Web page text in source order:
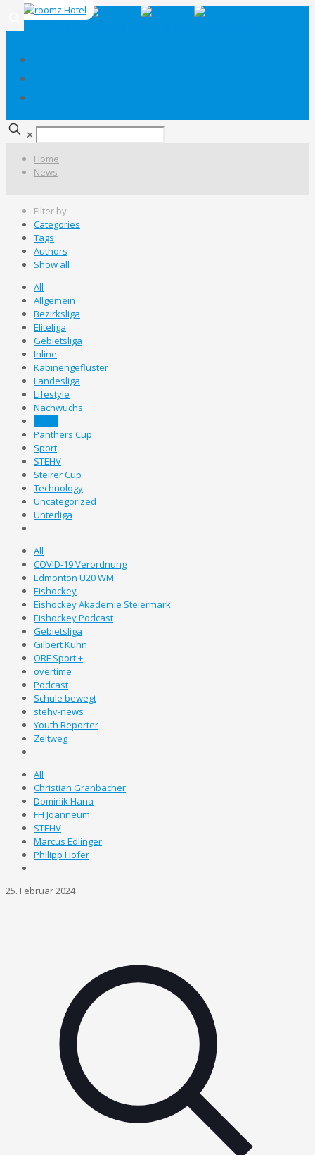
✕
Home
News
Filter by
Categories
Tags
Authors
Show all
All
Allgemein
Bezirksliga
Eliteliga
Gebietsliga
Inline
Kabinengeflüster
Landesliga
Lifestyle
Nachwuchs
Panthers Cup
Sport
STEHV
Steirer Cup
Technology
Uncategorized
Unterliga
All
COVID-19 Verordnung
Edmonton U20 WM
Eishockey
Eishockey Akademie Steiermark
Eishockey Podcast
Gebietsliga
Gilbert Kühn
ORF Sport +
overtime
Podcast
Schule bewegt
stehv-news
Youth Reporter
Zeltweg
All
Christian Granbacher
Dominik Hana
FH Joanneum
STEHV
Marcus Edlinger
Philipp Hofer
25. Februar 2024